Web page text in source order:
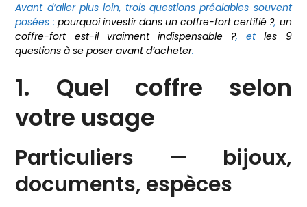
Avant d’aller plus loin, trois questions préalables souvent
posées : pourquoi investir dans un coffre-fort certifié ?, un
coffre-fort est-il vraiment indispensable ?, etles 9
questions à se poser avant d’acheter.
1. Quel coffre selon
votre usage
Particuliers — bijoux,
documents, espèces